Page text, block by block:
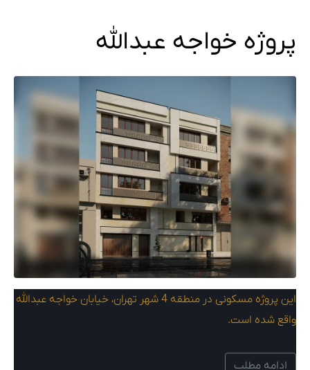
پروژه خواجه عبدالله
این پروژه مسکونی در منطقه 4 شهر تهران، خیابان خواجه عبدالله
واقع شده است.
ادامه مطلب